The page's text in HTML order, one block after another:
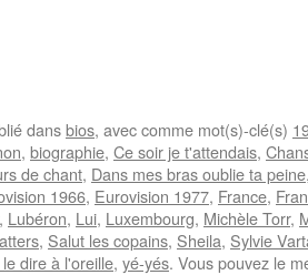
dansbios, avec comme mot(s)-clé(s)
, biographie, Ce soir je t'attendais,
de chant, Dans mes bras oublie ta peine
1966, Eurovision 1977, France,
, Lubéron, Lui, Luxembourg, Michèle Torr,
, Salut les copains, Sheila, Sylvie
dire à l'oreille, yé-yés. Vous pouvez le